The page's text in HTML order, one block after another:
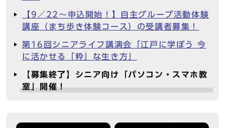
【9／22～申込開始！】自主グループ活動体験
講座（まち歩き体験コース）の受講者募集！
第16回シニアライフ講演会「江戸に学ぼう 今
に活かせる「粋」な生き方」
【募集終了】シニア向け「パソコン・スマホ教
室」開催！